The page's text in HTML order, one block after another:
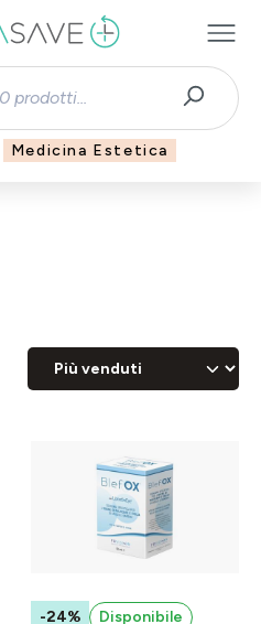
Medicina Estetica
-24%
Disponibile